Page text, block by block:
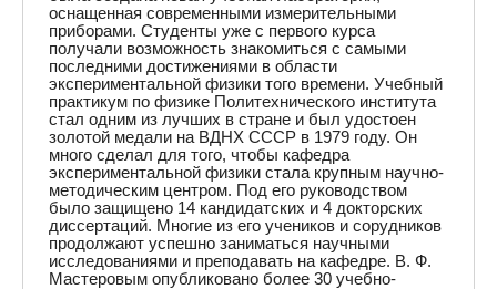
оснащенная современными измерительными
приборами. Студенты уже с первого курса
получали возможность знакомиться с самыми
последними достижениями в области
экспериментальной физики того времени. Учебный
практикум по физике Политехнического института
стал одним из лучших в стране и был удостоен
золотой медали на ВДНХ СССР в 1979 году. Он
много сделал для того, чтобы кафедра
экспериментальной физики стала крупным научно-
методическим центром. Под его руководством
было защищено 14 кандидатских и 4 докторских
диссертаций. Многие из его учеников и сорудников
продолжают успешно заниматься научными
исследованиями и преподавать на кафедре. В. Ф.
Мастеровым опубликовано более 30 учебно-